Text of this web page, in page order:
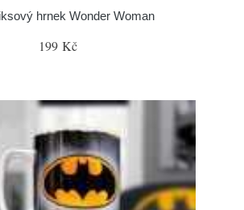
hrnek Wonder Woman
199 Kč